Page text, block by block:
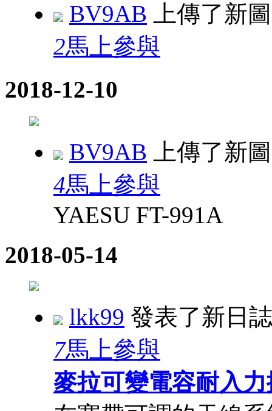
BV9AB 上傳了新
2馬上參與
2018-12-10
BV9AB 上傳了新
4馬上參與
YAESU FT-991A
2018-05-14
lkk99 發表了新日
7馬上參與
麥拉可變電容耐入